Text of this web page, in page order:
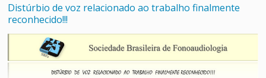
Distúrbio de voz relacionado ao trabalho finalmente
reconhecido!!!